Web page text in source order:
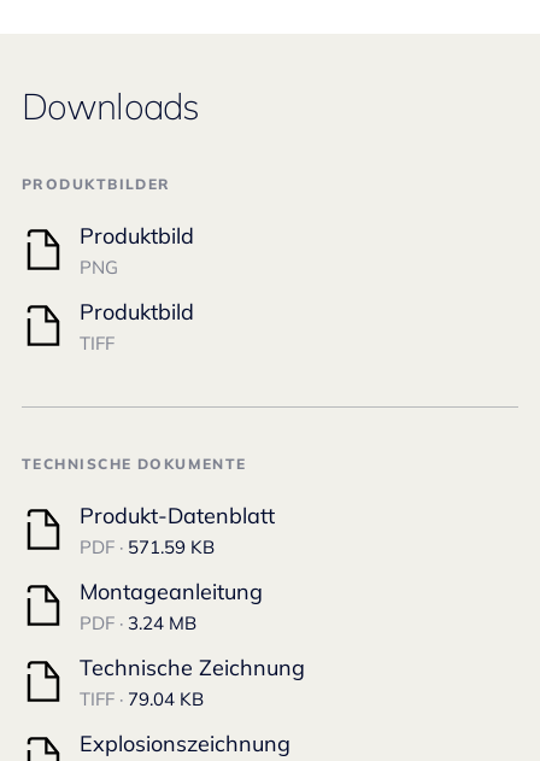
Downloads
PRODUKTBILDER
Produktbild
PNG
Produktbild
TIFF
TECHNISCHE DOKUMENTE
Produkt-Datenblatt
PDF · 571.59 KB
Montageanleitung
PDF · 3.24 MB
Technische Zeichnung
TIFF · 79.04 KB
Explosionszeichnung